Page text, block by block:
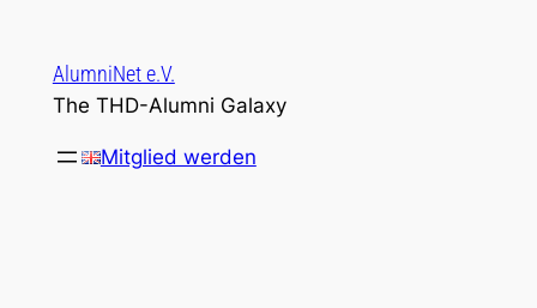
springen
AlumniNet e.V.
The THD-Alumni Galaxy
Mitglied werden